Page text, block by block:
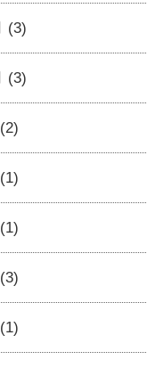
(3)
(3)
(2)
(1)
(1)
(3)
(1)